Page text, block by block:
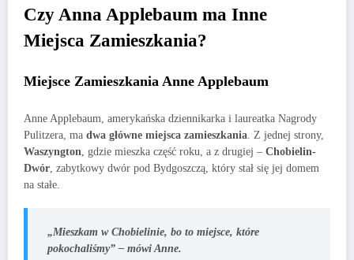
Czy Anna Applebaum ma Inne
Miejsca Zamieszkania?
Miejsce Zamieszkania Anne Applebaum
Anne Applebaum, amerykańska dziennikarka i laureatka Nagrody
Pulitzera, ma dwa główne miejsca zamieszkania . Z jednej strony,
Waszyngton , gdzie mieszka część roku, a z drugiej – Chobielin-
Dwór , zabytkowy dwór pod Bydgoszczą, który stał się jej domem
na stałe.
„Mieszkam w Chobielinie, bo to miejsce, które
pokochaliśmy” – mówi Anne.